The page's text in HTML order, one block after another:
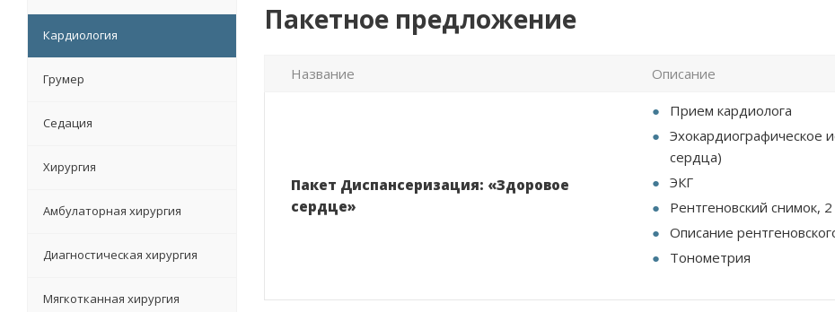
Пакетное предложение
Название Описание
Пакет Диспансеризация: «Здоровое
сердце»
Прием кардиолога
Эхокардиографическое
сердца)
ЭКГ
Рентгеновский снимок,
Описание
Тонометрия
Кардиология
Грумер
Седация
Хирургия
Амбулаторная хирургия
Диагностическая хирургия
Мягкотканная хирургия